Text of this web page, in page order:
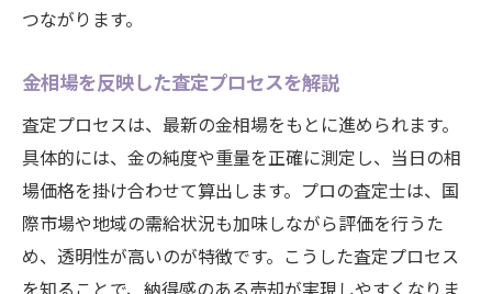
つながります。
金相場を反映した査定プロセスを解説
査定プロセスは、最新の金相場をもとに進められます。
具体的には、金の純度や重量を正確に測定し、当日の相
場価格を掛け合わせて算出します。プロの査定士は、国
際市場や地域の需給状況も加味しながら評価を行うた
め、透明性が高いのが特徴です。こうした査定プロセス
を知ることで、納得感のある売却が実現しやすくなりま